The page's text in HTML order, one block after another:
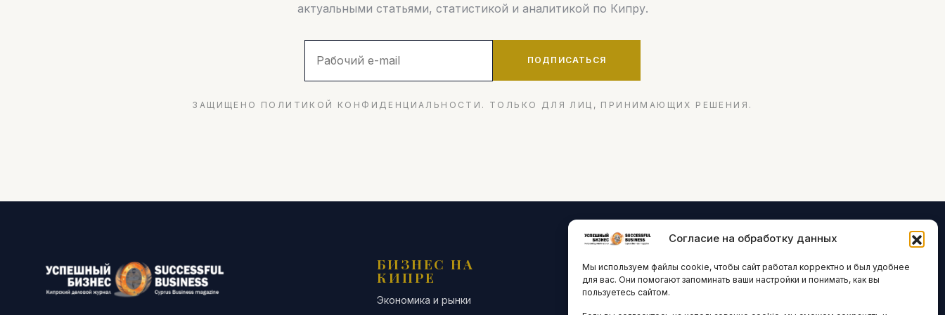
Согласие на обработку данных
Мы используем файлы cookie, чтобы сайт работал корректно и был удобнее
для вас. Они помогают запоминать ваши настройки и понимать, как вы
пользуетесь сайтом.
актуальными статьями, статистикой и аналитикой по Кипру.
ПОДПИСАТЬСЯ
ЗАЩИЩЕНО ПОЛИТИКОЙ КОНФИДЕНЦИАЛЬНОСТИ. ТОЛЬКО ДЛЯ ЛИЦ, ПРИНИМАЮЩИХ РЕШЕНИЯ.
БИЗНЕС НА
КИПРЕ
Экономика и рынки
ТЕХНОЛОГИИ И
ИННОВАЦИИ
Стартапы и исследования
ARTICLES IN
ENGLISH